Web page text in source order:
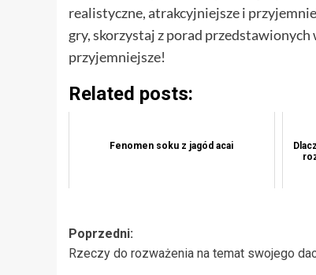
realistyczne, atrakcyjniejsze i
gry, skorzystaj z porad przedstawionych
przyjemniejsze!
Related posts:
Fenomen soku z jagód acai
Zobacz
wpisy
Poprzedni:
Rzeczy do rozważenia na temat swojego